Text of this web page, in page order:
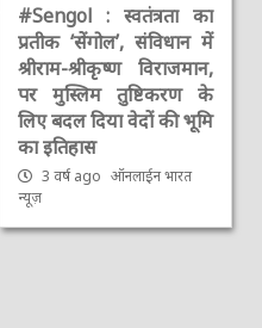
#Sengol : स्वतंत्रता का
प्रतीक ‘सेंगोल’, संविधान में
श्रीराम-श्रीकृष्ण विराजमान,
पर मुस्लिम तुष्टिकरण के
लिए बदल दिया वेदों की भूमि
का इतिहास
3 वर्ष ago ऑनलाईन भारत
न्यूज़